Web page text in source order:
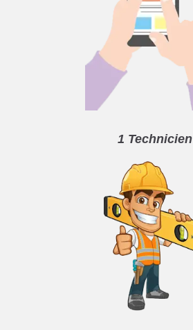
1 Technicien